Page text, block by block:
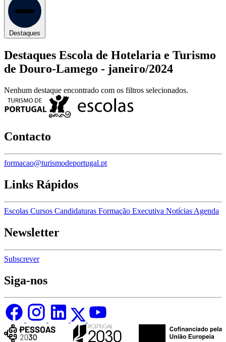
Destaques
Destaques Escola de Hotelaria e Turismo
de Douro-Lamego - janeiro/2024
Nenhum destaque encontrado com os filtros selecionados.
Contacto
formacao@turismodeportugal.pt
Links Rápidos
Escolas Cursos Candidaturas Formação Executiva Notícias Agenda
Newsletter
Subscrever
Siga-nos